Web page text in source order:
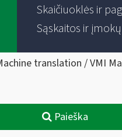
Skaičiuoklės ir
Sąskaitos ir
translation / VMI
Paieška